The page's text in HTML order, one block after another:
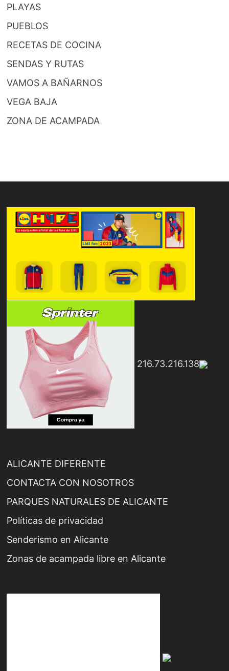
PLAYAS
PUEBLOS
RECETAS DE COCINA
SENDAS Y RUTAS
VAMOS A BAÑARNOS
VEGA BAJA
ZONA DE ACAMPADA
216.73.216.138
ALICANTE DIFERENTE
CONTACTA CON NOSOTROS
PARQUES NATURALES DE ALICANTE
Políticas de privacidad
Senderismo en Alicante
Zonas de acampada libre en Alicante